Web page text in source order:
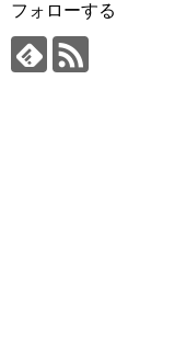
フォローする